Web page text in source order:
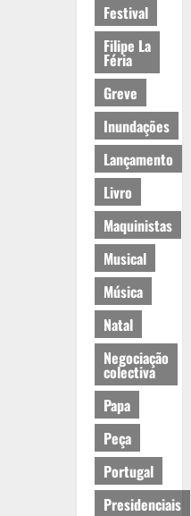
Festival
Filipe La
Féria
Greve
Inundações
Lançamento
Livro
Maquinistas
Musical
Música
Natal
Negociação
colectiva
Papa
Peça
Portugal
Presidenciais